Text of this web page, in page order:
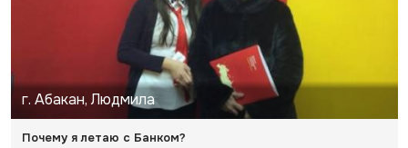
г. Абакан, Людмила
Почему я летаю с Банком?